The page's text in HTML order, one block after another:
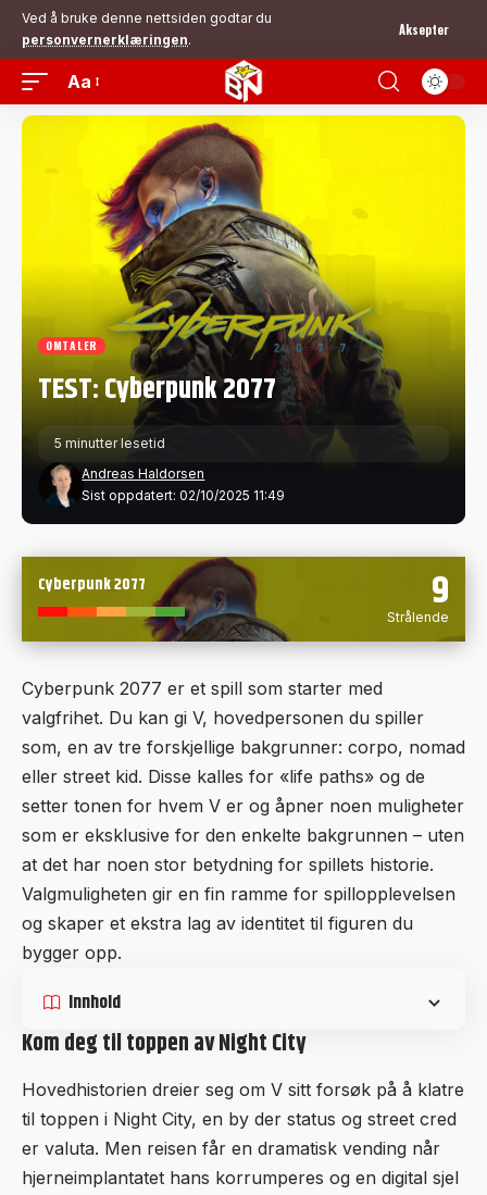
Ved å bruke denne nettsiden godtar du
personvernerklæringen.
Aksepter
Aa
OMTALER
TEST: Cyberpunk 2077
Sist oppdatert: 02/10/2025 11:49
Andreas Haldorsen
5 minutter lesetid
9
Strålende
Cyberpunk 2077
Cyberpunk 2077 er et spill som starter med
valgfrihet. Du kan gi V, hovedpersonen du spiller
som, en av tre forskjellige bakgrunner: corpo, nomad
eller street kid. Disse kalles for «life paths» og de
setter tonen for hvem V er og åpner noen muligheter
som er eksklusive for den enkelte bakgrunnen – uten
at det har noen stor betydning for spillets historie.
Valgmuligheten gir en fin ramme for spillopplevelsen
og skaper et ekstra lag av identitet til figuren du
bygger opp.
Innhold
Kom deg til toppen av Night City
Hovedhistorien dreier seg om V sitt forsøk på å klatre
til toppen i Night City, en by der status og street cred
er valuta. Men reisen får en dramatisk vending når
hjerneimplantatet hans korrumperes og en digital sjel